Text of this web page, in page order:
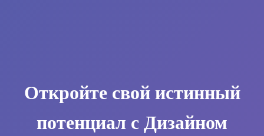
Откройте свой истинный
потенциал с Дизайном